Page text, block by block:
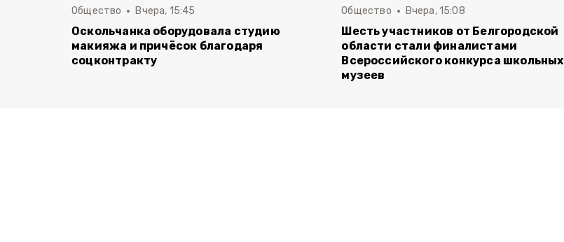
Общество Вчера, 15:45
Оскольчанка оборудовала студию
макияжа и причёсок благодаря
соцконтракту
Общество Вчера, 15:08
Шесть участников от Белгородской
области стали финалистами
Всероссийского конкурса школьных
музеев